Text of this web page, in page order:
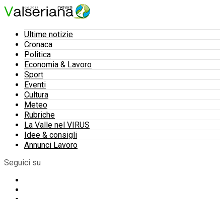
Ultime notizie
Cronaca
Politica
Economia & Lavoro
Sport
Eventi
Cultura
Meteo
Rubriche
La Valle nel VIRUS
Idee & consigli
Annunci Lavoro
Seguici su